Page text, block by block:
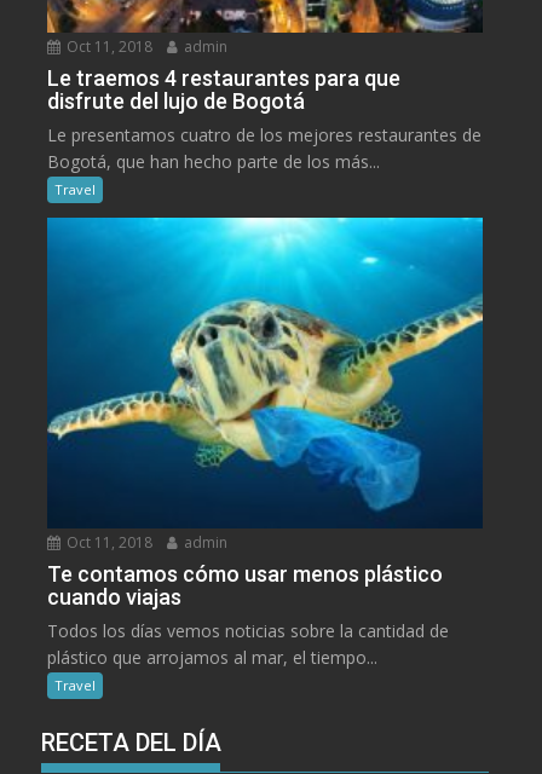
Oct 11, 2018 admin
Le traemos 4 restaurantes para que
disfrute del lujo de Bogotá
Le presentamos cuatro de los mejores restaurantes de
Bogotá, que han hecho parte de los más...
Travel
Oct 11, 2018 admin
Te contamos cómo usar menos plástico
cuando viajas
Todos los días vemos noticias sobre la cantidad de
plástico que arrojamos al mar, el tiempo...
Travel
RECETA DEL DÍA